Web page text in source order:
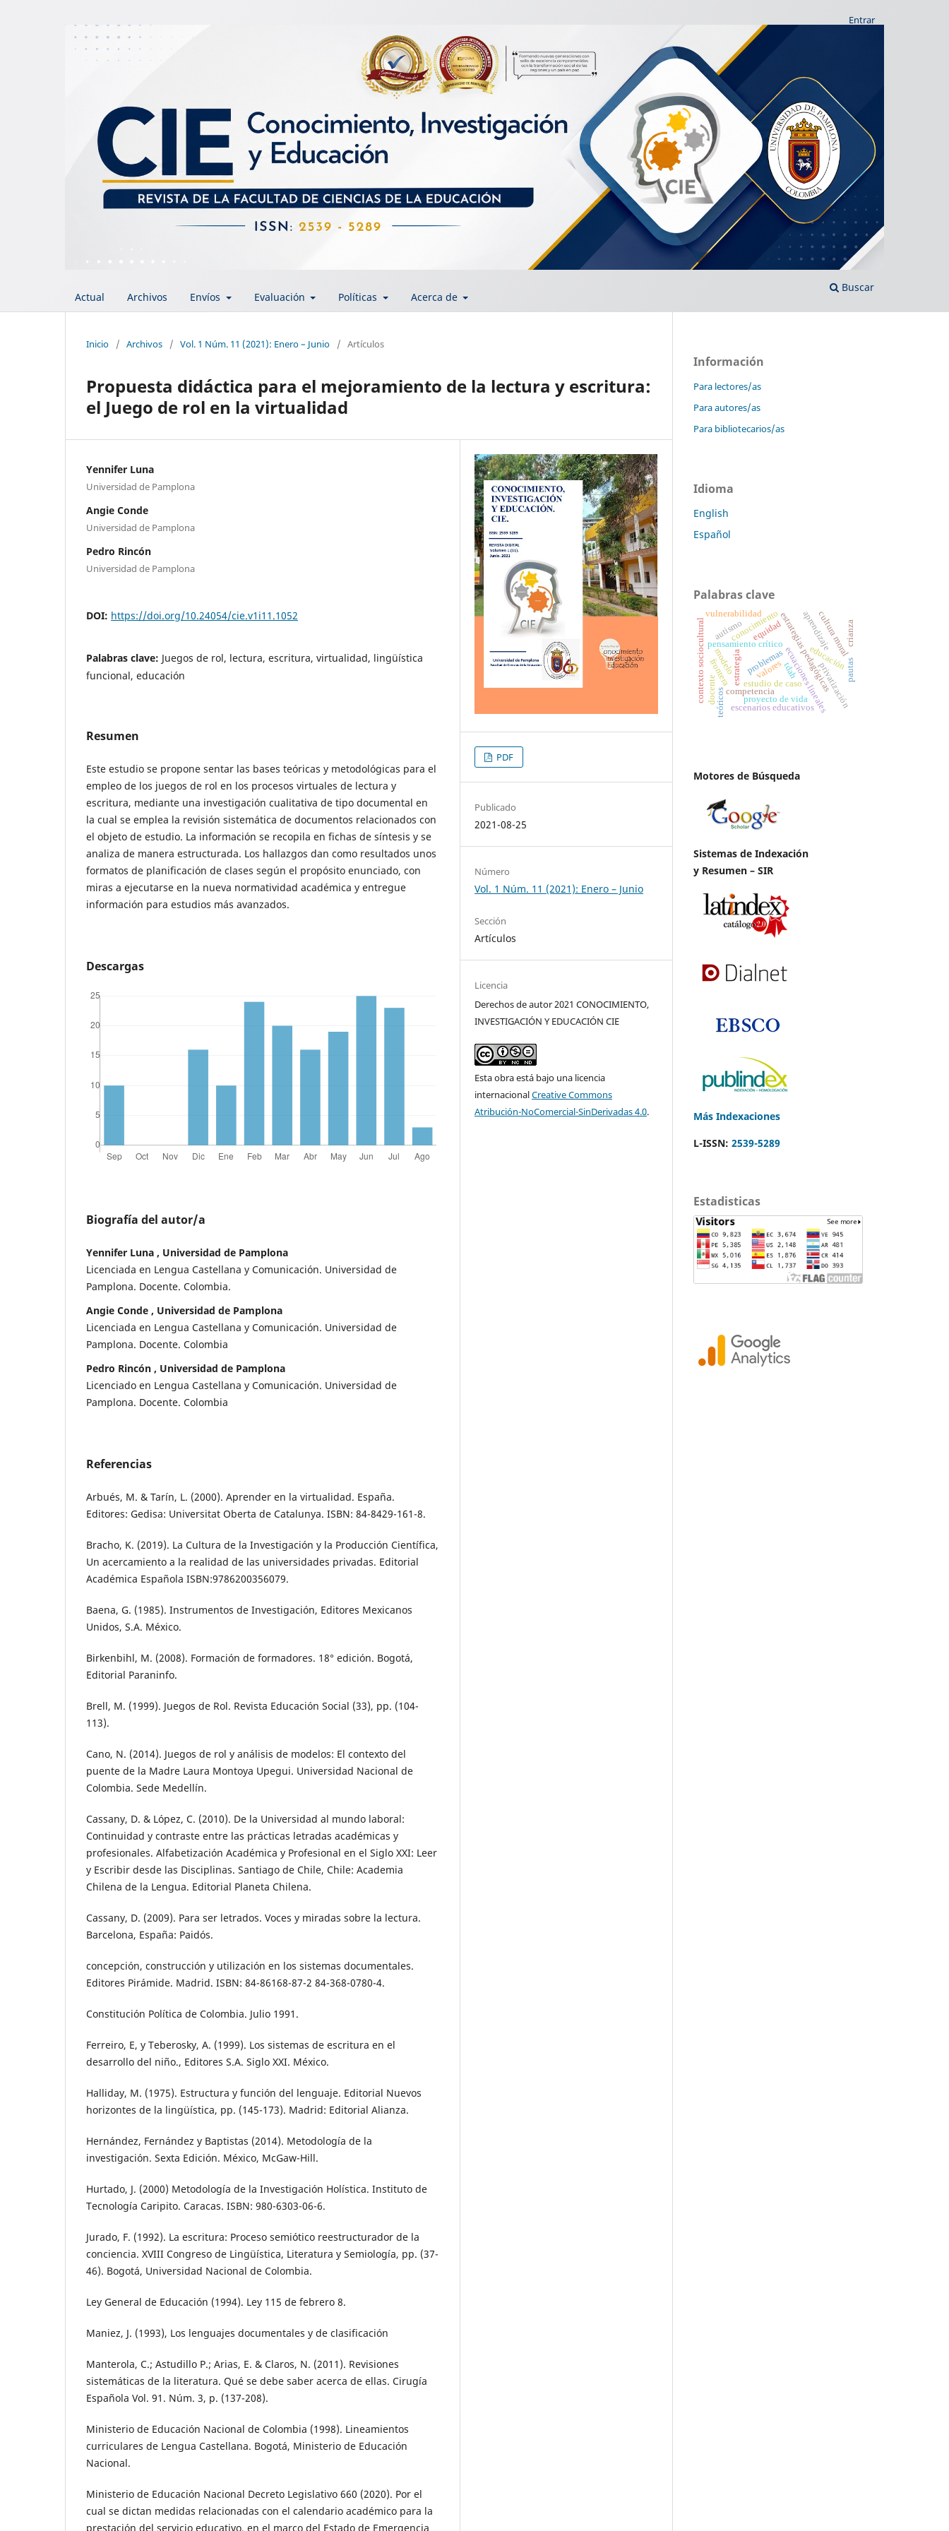
Actual Archivos Envíos Evaluación Políticas Acerca de
Buscar
Entrar
Inicio / Archivos / Vol. 1 Núm. 11 (2021): Enero – Junio / Artículos
Propuesta didáctica para el mejoramiento de la lectura y escritura:
el Juego de rol en la virtualidad
Yennifer Luna
Universidad de Pamplona
Angie Conde
Universidad de Pamplona
Pedro Rincón
Universidad de Pamplona
DOI: https://doi.org/10.24054/cie.v1i11.1052
Palabras clave: Juegos de rol, lectura, escritura, virtualidad, lingüística
funcional, educación
Resumen
Este estudio se propone sentar las bases teóricas y metodológicas para el
empleo de los juegos de rol en los procesos virtuales de lectura y
escritura, mediante una investigación cualitativa de tipo documental en
la cual se emplea la revisión sistemática de documentos relacionados con
el objeto de estudio. La información se recopila en fichas de síntesis y se
analiza de manera estructurada. Los hallazgos dan como resultados unos
formatos de planificación de clases según el propósito enunciado, con
miras a ejecutarse en la nueva normatividad académica y entregue
información para estudios más avanzados.
Descargas
Biografía del autor/a
Yennifer Luna , Universidad de Pamplona
Licenciada en Lengua Castellana y Comunicación. Universidad de
Pamplona. Docente. Colombia.
Angie Conde , Universidad de Pamplona
Licenciada en Lengua Castellana y Comunicación. Universidad de
Pamplona. Docente. Colombia
Pedro Rincón , Universidad de Pamplona
Licenciado en Lengua Castellana y Comunicación. Universidad de
Pamplona. Docente. Colombia
Referencias
Arbués, M. & Tarín, L. (2000). Aprender en la virtualidad. España.
Editores: Gedisa: Universitat Oberta de Catalunya. ISBN: 84-8429-161-8.
Bracho, K. (2019). La Cultura de la Investigación y la Producción Científica,
Un acercamiento a la realidad de las universidades privadas. Editorial
Académica Española ISBN:9786200356079.
Baena, G. (1985). Instrumentos de Investigación, Editores Mexicanos
Unidos, S.A. México.
Birkenbihl, M. (2008). Formación de formadores. 18° edición. Bogotá,
Editorial Paraninfo.
Brell, M. (1999). Juegos de Rol. Revista Educación Social (33), pp. (104-
113).
Cano, N. (2014). Juegos de rol y análisis de modelos: El contexto del
puente de la Madre Laura Montoya Upegui. Universidad Nacional de
Colombia. Sede Medellín.
Cassany, D. & López, C. (2010). De la Universidad al mundo laboral:
Continuidad y contraste entre las prácticas letradas académicas y
profesionales. Alfabetización Académica y Profesional en el Siglo XXI: Leer
y Escribir desde las Disciplinas. Santiago de Chile, Chile: Academia
Chilena de la Lengua. Editorial Planeta Chilena.
Cassany, D. (2009). Para ser letrados. Voces y miradas sobre la lectura.
Barcelona, España: Paidós.
concepción, construcción y utilización en los sistemas documentales.
Editores Pirámide. Madrid. ISBN: 84-86168-87-2 84-368-0780-4.
Constitución Política de Colombia. Julio 1991.
Ferreiro, E, y Teberosky, A. (1999). Los sistemas de escritura en el
desarrollo del niño., Editores S.A. Siglo XXI. México.
Halliday, M. (1975). Estructura y función del lenguaje. Editorial Nuevos
horizontes de la lingüística, pp. (145-173). Madrid: Editorial Alianza.
Hernández, Fernández y Baptistas (2014). Metodología de la
investigación. Sexta Edición. México, McGaw-Hill.
Hurtado, J. (2000) Metodología de la Investigación Holística. Instituto de
Tecnología Caripito. Caracas. ISBN: 980-6303-06-6.
Jurado, F. (1992). La escritura: Proceso semiótico reestructurador de la
conciencia. XVIII Congreso de Lingüística, Literatura y Semiología, pp. (37-
46). Bogotá, Universidad Nacional de Colombia.
Ley General de Educación (1994). Ley 115 de febrero 8.
Maniez, J. (1993), Los lenguajes documentales y de clasificación
Manterola, C.; Astudillo P.; Arias, E. & Claros, N. (2011). Revisiones
sistemáticas de la literatura. Qué se debe saber acerca de ellas. Cirugía
Española Vol. 91. Núm. 3, p. (137-208).
Ministerio de Educación Nacional de Colombia (1998). Lineamientos
curriculares de Lengua Castellana. Bogotá, Ministerio de Educación
Nacional.
Ministerio de Educación Nacional Decreto Legislativo 660 (2020). Por el
cual se dictan medidas relacionadas con el calendario académico para la
prestación del servicio educativo, en el marco del Estado de Emergencia
PDF
Publicado
2021-08-25
Número
Vol. 1 Núm. 11 (2021): Enero – Junio
Sección
Artículos
Licencia
Derechos de autor 2021 CONOCIMIENTO,
INVESTIGACIÓN Y EDUCACIÓN CIE
Esta obra está bajo una licencia
internacionalCreative Commons
Atribución-NoComercial-SinDerivadas 4.0.
Información
Para lectores/as
Para autores/as
Para bibliotecarios/as
Idioma
English
Español
Palabras clave
ecuaciones lineales
estudio de caso
pensamiento crítico
tdah
estrategias pedagógicas
valores educación
estrategia
competencia
conocimiento
modelo
aprendizaje
proyecto de vida
cultura moral
escenarios educativos privatización
problemas
equidad
vulnerabilidad
contexto socioculturalfrontera
crianza
pautas
autismo
docenteteóricos
Motores de Búsqueda
Sistemas de Indexación
y Resumen – SIR
Más Indexaciones
L-ISSN: 2539-5289
Estadisticas